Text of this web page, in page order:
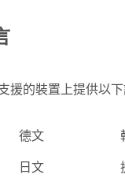
援的裝置上提供以下
德文
日文